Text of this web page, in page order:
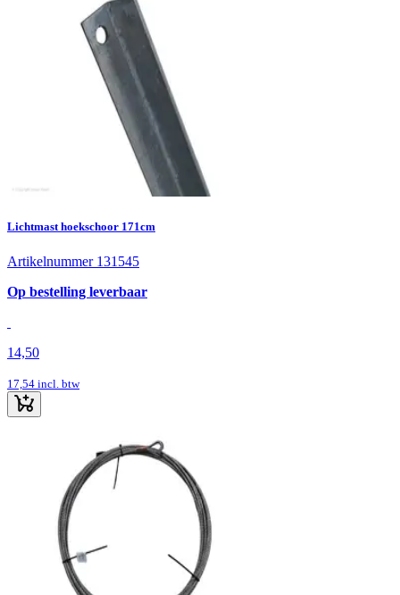
Lichtmast hoekschoor 171cm
Artikelnummer 131545
Op bestelling leverbaar
14,50
17,54 incl. btw